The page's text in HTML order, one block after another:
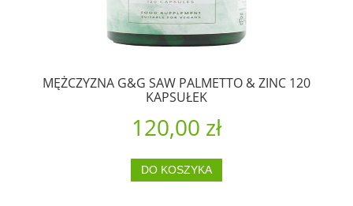
MĘŻCZYZNA G&G SAW PALMETTO & ZINC 120
KAPSUŁEK
120,00 zł
DO KOSZYKA